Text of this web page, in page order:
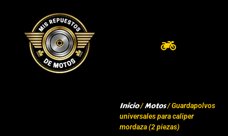
Inicio/Motos/ Guardapolvos
universales para caliper
mordaza (2 piezas)